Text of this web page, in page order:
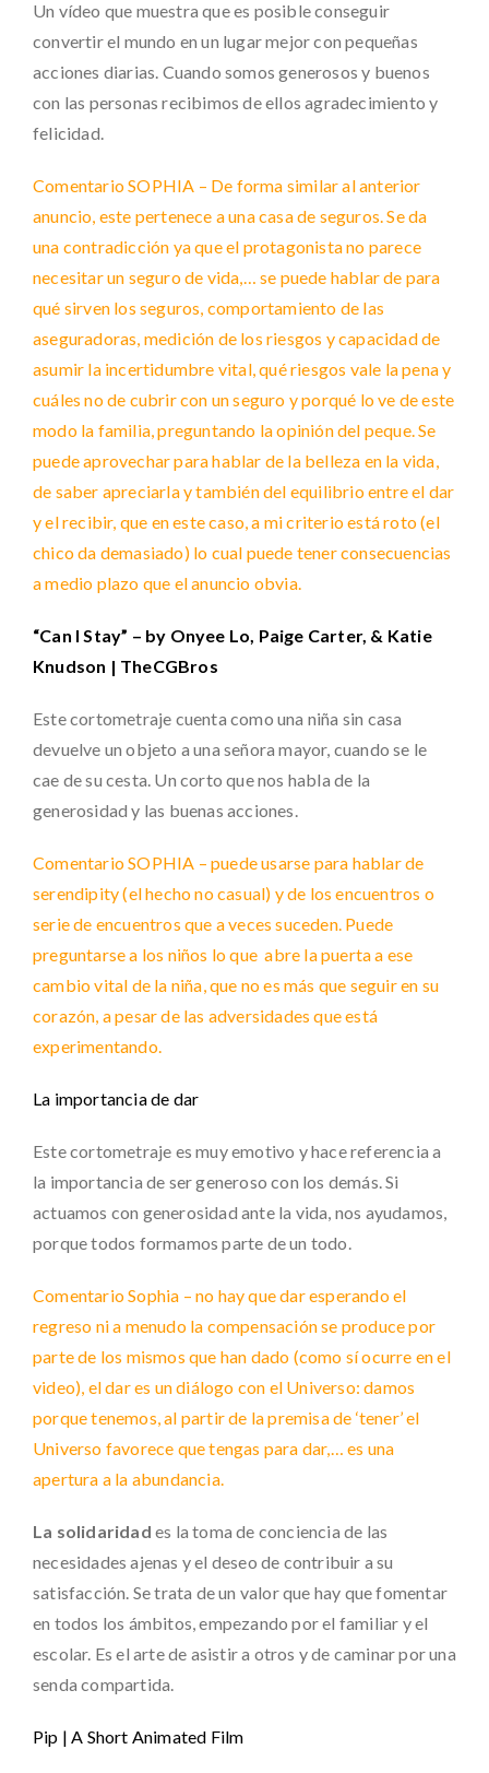
Un vídeo que muestra que es posible conseguir
convertir el mundo en un lugar mejor con pequeñas
acciones diarias. Cuando somos generosos y buenos
con las personas recibimos de ellos agradecimiento y
felicidad.
Comentario SOPHIA – De forma similar al anterior
anuncio, este pertenece a una casa de seguros. Se da
una contradicción ya que el protagonista no parece
necesitar un seguro de vida,… se puede hablar de para
qué sirven los seguros, comportamiento de las
aseguradoras, medición de los riesgos y capacidad de
asumir la incertidumbre vital, qué riesgos vale la pena y
cuáles no de cubrir con un seguro y porqué lo ve de este
modo la familia, preguntando la opinión del peque. Se
puede aprovechar para hablar de la belleza en la vida,
de saber apreciarla y también del equilibrio entre el dar
y el recibir, que en este caso, a mi criterio está roto (el
chico da demasiado) lo cual puede tener consecuencias
a medio plazo que el anuncio obvia.
“Can I Stay” – by Onyee Lo, Paige Carter, & Katie
Knudson | TheCGBros
Este cortometraje cuenta como una niña sin casa
devuelve un objeto a una señora mayor, cuando se le
cae de su cesta. Un corto que nos habla de la
generosidad y las buenas acciones.
Comentario SOPHIA – puede usarse para hablar de
serendipity (el hecho no casual) y de los encuentros o
serie de encuentros que a veces suceden. Puede
preguntarse a los niños lo que abre la puerta a ese
cambio vital de la niña, que no es más que seguir en su
corazón, a pesar de las adversidades que está
experimentando.
La importancia de dar
Este cortometraje es muy emotivo y hace referencia a
la importancia de ser generoso con los demás. Si
actuamos con generosidad ante la vida, nos ayudamos,
porque todos formamos parte de un todo.
Comentario Sophia – no hay que dar esperando el
regreso ni a menudo la compensación se produce por
parte de los mismos que han dado (como sí ocurre en el
video), el dar es un diálogo con el Universo: damos
porque tenemos, al partir de la premisa de ‘tener’ el
Universo favorece que tengas para dar,… es una
apertura a la abundancia.
La solidaridad es la toma de conciencia de las
necesidades ajenas y el deseo de contribuir a su
satisfacción. Se trata de un valor que hay que fomentar
en todos los ámbitos, empezando por el familiar y el
escolar. Es el arte de asistir a otros y de caminar por una
senda compartida.
Pip | A Short Animated Film